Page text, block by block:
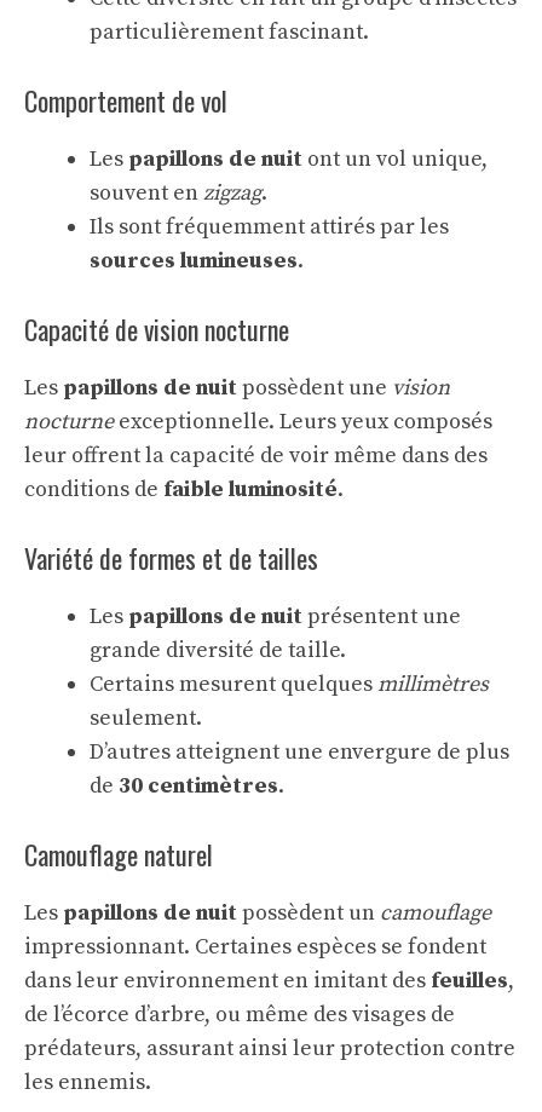
particulièrement fascinant.
Comportement de vol
Les papillons de nuit ont un vol unique,
souvent enzigzag.
Ils sont fréquemment attirés par les
sources lumineuses.
Capacité de vision nocturne
Les papillons de nuit possèdent une vision
nocturneexceptionnelle. Leurs yeux composés
leur offrent la capacité de voir même dans des
conditions de faible luminosité.
Variété de formes et de tailles
Les papillons de nuit présentent une
grande diversité de taille.
Certains mesurent quelquesmillimètres
seulement.
D’autres atteignent une envergure de plus
de 30 centimètres.
Camouflage naturel
Les papillons de nuit possèdent un camouflage
impressionnant. Certaines espèces se fondent
dans leur environnement en imitant des feuilles,
de l’écorce d’arbre, ou même des visages de
prédateurs, assurant ainsi leur protection contre
les ennemis.